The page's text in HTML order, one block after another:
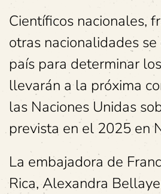
Científicos nacionales,
otras nacionalidades
país para determinar
llevarán a la próxima
las Naciones Unidas
prevista en el 2025 en
La embajadora de
Rica, Alexandra